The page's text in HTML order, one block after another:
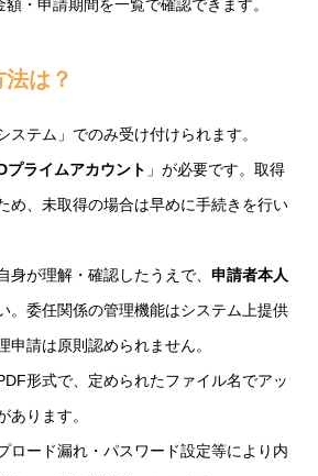
・申請期間を一覧で確認できます。
は？
ステム」でのみ受け付けられます。
プライムアカウント 」が必要です。取得
め、未取得の場合は早めに手続きを行い
身が理解・確認したうえで、申請者本人
。委任関係の管理機能はシステム上提供
申請は原則認められません。
形式で、定められたファイル名でアッ
あります。
ロード漏れ・パスワード設定等により内